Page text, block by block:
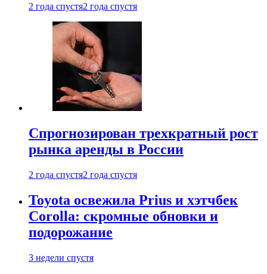
2 года спустя2 года спустя
Спрогнозирован трехкратный рост
рынка аренды в России
2 года спустя2 года спустя
Toyota освежила Prius и хэтчбек
Corolla: скромные обновки и
подорожание
3 недели спустя